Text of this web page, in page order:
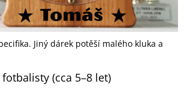
Jiný dárek potěší malého kluka a
(cca 5–8 let)